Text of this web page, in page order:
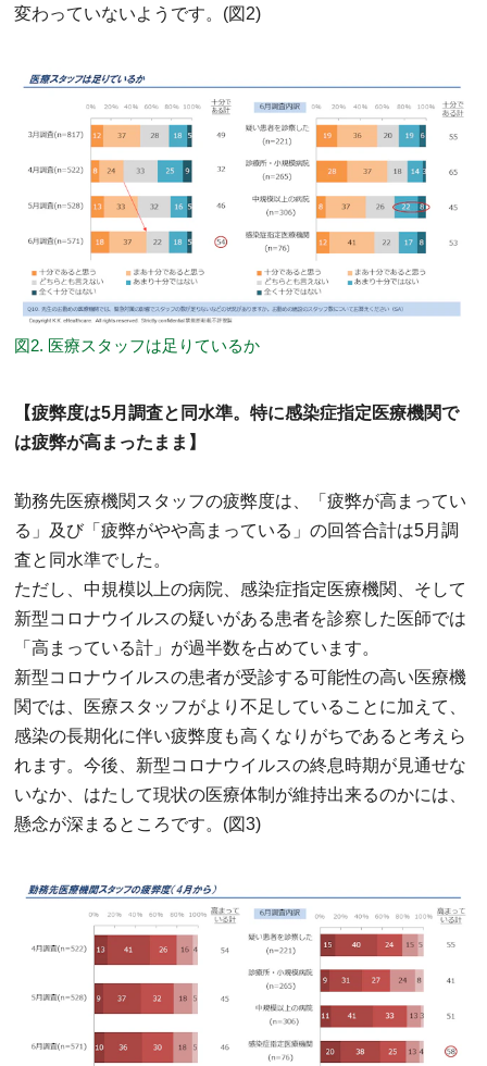
変わっていないようです。(図2)
図2. 医療スタッフは足りているか
【疲弊度は5月調査と同水準。特に感染症指定医療機関で
は疲弊が高まったまま】
勤務先医療機関スタッフの疲弊度は、「疲弊が高まってい
る」及び「疲弊がやや高まっている」の回答合計は5月調
査と同水準でした。
ただし、中規模以上の病院、感染症指定医療機関、そして
新型コロナウイルスの疑いがある患者を診察した医師では
「高まっている計」が過半数を占めています。
新型コロナウイルスの患者が受診する可能性の高い医療機
関では、医療スタッフがより不足していることに加えて、
感染の長期化に伴い疲弊度も高くなりがちであると考えら
れます。今後、新型コロナウイルスの終息時期が見通せな
いなか、はたして現状の医療体制が維持出来るのかには、
懸念が深まるところです。(図3)